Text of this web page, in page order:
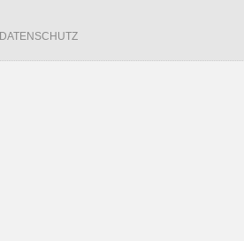
DATENSCHUTZ